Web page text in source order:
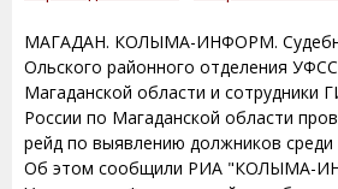
МАГАДАН. КОЛЫМА-ИНФОРМ.
Ольского районного отделения
Магаданской области и
России по Магаданской области
рейд по выявлению должников среди
Об этом сообщили РИА "КОЛЫМА-